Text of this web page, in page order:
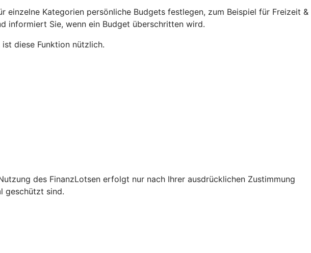
Kategorien persönliche Budgets festlegen, zum Beispiel für Freizeit &
informiert Sie, wenn ein Budget überschritten wird.
diese Funktion nützlich.
des FinanzLotsen erfolgt nur nach Ihrer ausdrücklichen Zustimmung
geschützt sind.